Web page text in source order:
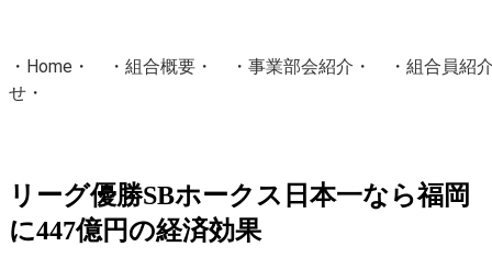
・ Home ・ ・ 組合概要 ・ ・ 事業部会紹介 ・ ・ 組合員紹
せ ・
国土交通省・経済産業省・農林水産省・厚生労働省 認可
リーグ優勝SBホークス日本一なら福岡
に447億円の経済効果